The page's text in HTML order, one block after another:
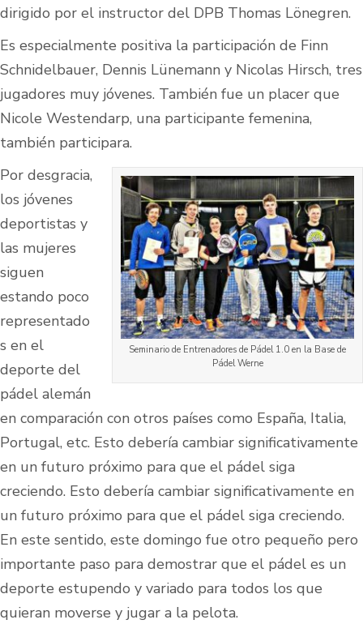
dirigido por el instructor del DPB Thomas Lönegren.
Es especialmente positiva la participación de Finn
Schnidelbauer, Dennis Lünemann y Nicolas Hirsch, tres
jugadores muy jóvenes. También fue un placer que
Nicole Westendarp, una participante femenina,
también participara.
Seminario de Entrenadores de Pádel 1.0 en la Base de
Pádel Werne
Por desgracia,
los jóvenes
deportistas y
las mujeres
siguen
estando poco
representado
s en el
deporte del
pádel alemán
en comparación con otros países como España, Italia,
Portugal, etc. Esto debería cambiar significativamente
en un futuro próximo para que el pádel siga
creciendo. Esto debería cambiar significativamente en
un futuro próximo para que el pádel siga creciendo.
En este sentido, este domingo fue otro pequeño pero
importante paso para demostrar que el pádel es un
deporte estupendo y variado para todos los que
quieran moverse y jugar a la pelota.